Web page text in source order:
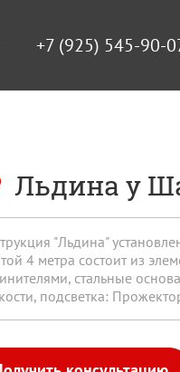
+7 (925) 545-90-
Льдина у
"Льдина"
4 метра состоит из
стальные
подсветка: